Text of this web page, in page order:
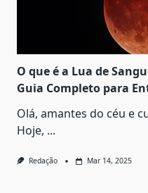
O que é a Lua de
Guia Completo para
Olá, amantes do céu e
Hoje, ...
Redação Mar 14, 2025